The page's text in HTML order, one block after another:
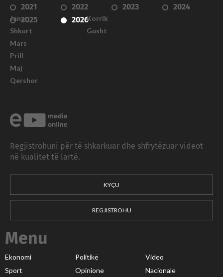
2021
2022 2023
2024
2025
2026
Janar
Shkurt
Mars
Prill
Maj
Qershor
Korrik
Gusht
Regjistrohuni për të shkarkuar dhe shfrytëzuar videot
në kualitet të lartë.
KYÇU
REGJISTROHU
Menu
Ekonomi Politikë
Video
Sport
Opinione Nacionale